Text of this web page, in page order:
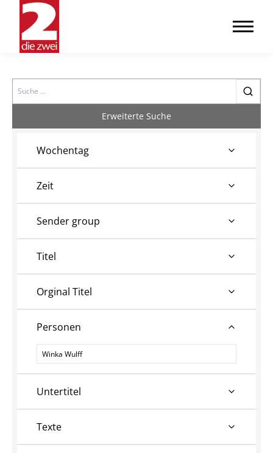
Search
Erweiterte Suche
Wochentag
Zeit
Sender group
Titel
Orginal Titel
Personen
Personen
Untertitel
Texte